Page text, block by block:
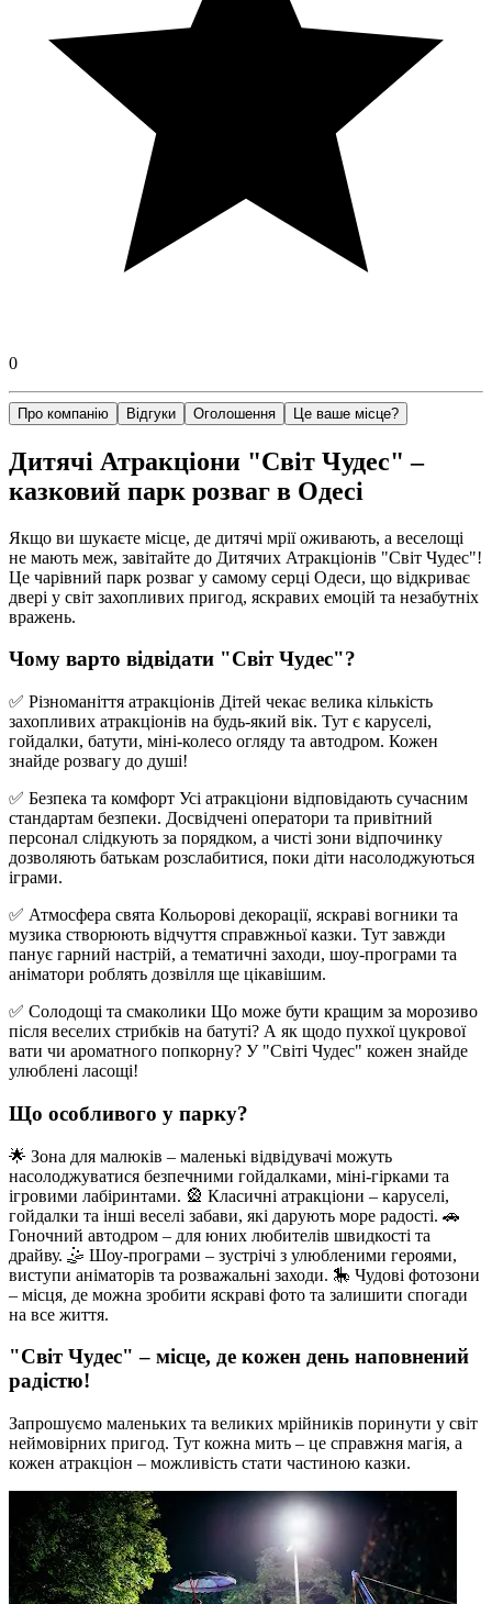
0
Про компанію Відгуки Оголошення Це ваше місце?
Дитячі Атракціони "Світ Чудес" –
казковий парк розваг в Одесі
Якщо ви шукаєте місце, де дитячі мрії оживають, а веселощі
не мають меж, завітайте до Дитячих Атракціонів "Світ Чудес"!
Це чарівний парк розваг у самому серці Одеси, що відкриває
двері у світ захопливих пригод, яскравих емоцій та незабутніх
вражень.
Чому варто відвідати "Світ Чудес"?
✅ Різноманіття атракціонів Дітей чекає велика кількість
захопливих атракціонів на будь-який вік. Тут є каруселі,
гойдалки, батути, міні-колесо огляду та автодром. Кожен
знайде розвагу до душі!
✅ Безпека та комфорт Усі атракціони відповідають сучасним
стандартам безпеки. Досвідчені оператори та привітний
персонал слідкують за порядком, а чисті зони відпочинку
дозволяють батькам розслабитися, поки діти насолоджуються
іграми.
✅ Атмосфера свята Кольорові декорації, яскраві вогники та
музика створюють відчуття справжньої казки. Тут завжди
панує гарний настрій, а тематичні заходи, шоу-програми та
аніматори роблять дозвілля ще цікавішим.
✅ Солодощі та смаколики Що може бути кращим за морозиво
після веселих стрибків на батуті? А як щодо пухкої цукрової
вати чи ароматного попкорну? У "Світі Чудес" кожен знайде
улюблені ласощі!
Що особливого у парку?
🌟 Зона для малюків – маленькі відвідувачі можуть
насолоджуватися безпечними гойдалками, міні-гірками та
ігровими лабіринтами. 🎡 Класичні атракціони – каруселі,
гойдалки та інші веселі забави, які дарують море радості. 🚗
Гоночний автодром – для юних любителів швидкості та
драйву. 🤹 Шоу-програми – зустрічі з улюбленими героями,
виступи аніматорів та розважальні заходи. 🎠 Чудові фотозони
– місця, де можна зробити яскраві фото та залишити спогади
на все життя.
"Світ Чудес" – місце, де кожен день наповнений
радістю!
Запрошуємо маленьких та великих мрійників поринути у світ
неймовірних пригод. Тут кожна мить – це справжня магія, а
кожен атракціон – можливість стати частиною казки.